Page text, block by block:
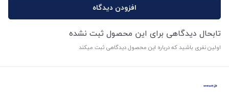
افزودن دیدگاه
تابحال دیدگاهی برای این محصول ثبت نشده
اولین نفری باشید که درباره این محصول دیدگاهی ثبت میکند